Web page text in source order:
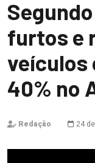
furtos e
veículos
40% no
Redação 24